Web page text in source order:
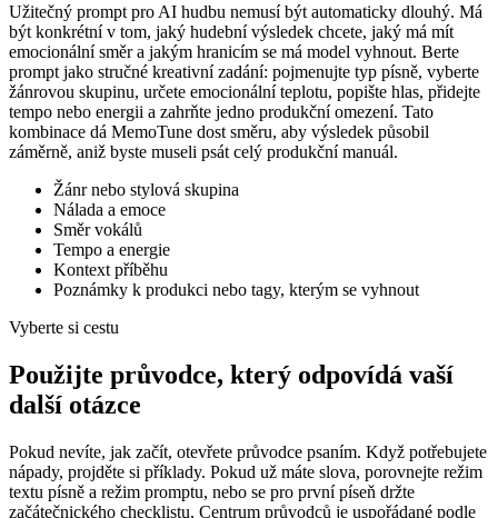
Užitečný prompt pro AI hudbu nemusí být automaticky dlouhý. Má
být konkrétní v tom, jaký hudební výsledek chcete, jaký má mít
emocionální směr a jakým hranicím se má model vyhnout. Berte
prompt jako stručné kreativní zadání: pojmenujte typ písně, vyberte
žánrovou skupinu, určete emocionální teplotu, popište hlas, přidejte
tempo nebo energii a zahrňte jedno produkční omezení. Tato
kombinace dá MemoTune dost směru, aby výsledek působil
záměrně, aniž byste museli psát celý produkční manuál.
Žánr nebo stylová skupina
Nálada a emoce
Směr vokálů
Tempo a energie
Kontext příběhu
Poznámky k produkci nebo tagy, kterým se vyhnout
Vyberte si cestu
Použijte průvodce, který odpovídá vaší
další otázce
Pokud nevíte, jak začít, otevřete průvodce psaním. Když potřebujete
nápady, projděte si příklady. Pokud už máte slova, porovnejte režim
textu písně a režim promptu, nebo se pro první píseň držte
začátečnického checklistu. Centrum průvodců je uspořádané podle